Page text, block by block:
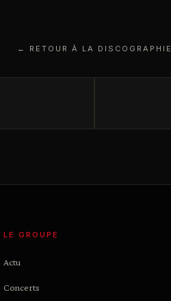
← RETOUR À LA DISCOGRAPHIE
LE GROUPE
Actu
Concerts